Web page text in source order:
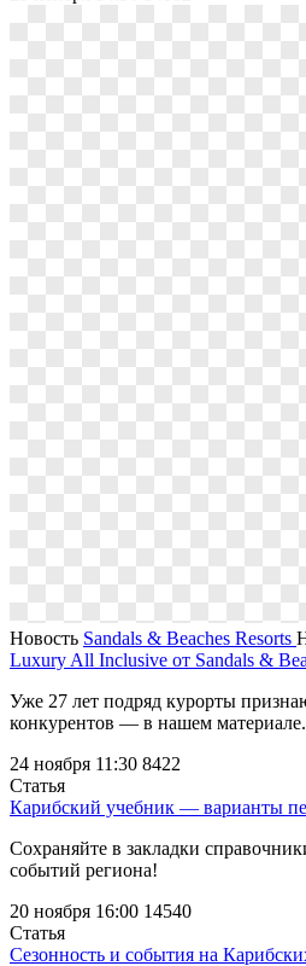
Новость Sandals & Beaches Resorts
Luxury All Inclusive от Sandals &
Уже 27 лет подряд курорты
конкурентов ― в нашем материале.
24 ноября 11:30 8422
Статья
Карибский учебник — варианты
Сохраняйте в закладки
событий региона!
20 ноября 16:00 14540
Статья
Сезонность и события на